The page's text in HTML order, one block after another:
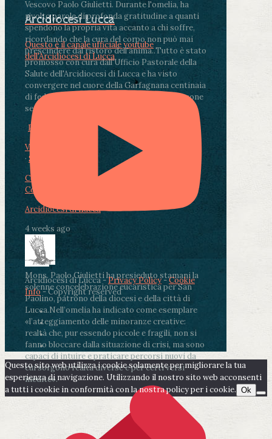
Vescovo Paolo Giulietti. Durante l'omelia, ha
rivolto parole di profonda gratitudine a quanti
spendono la propria vita accanto a chi soffre,
ricordando che la cura del corpo non può mai
prescindere dal ristoro dell'anima..Tutto è stato
promosso con cura dall'Ufficio Pastorale della
Salute dell'Arcidiocesi di Lucca e ha visto
convergere nel cuore della Garfagnana centinaia
di fedeli, operatori sanitari, volontari e persone
segnate dalla malattia.
Photo
View on Facebook
· Share
Condividi su Facebook
Condividi su LinkedIn
Arcidiocesi di Lucca
4 weeks ago
Mons. Paolo Giulietti ha presieduto stamani la
solenne concelebrazione eucaristica per San
Paolino, patrono della diocesi e della città di
Lucca.Nell’omelia ha indicato come esemplare
«l’atteggiamento delle minoranze creative:
realtà che, pur essendo piccole e fragili, non si
fanno bloccare dalla situazione di crisi, ma sono
capaci di intuire e praticare percorsi nuovi da
cui sorgono realtà diverse e per certi versi
inedite».
Arcidiocesi Lucca
Questo è il canale ufficiale youtube
dell'Arcidiocesi di Lucca
Arcidiocesi di Lucca -Privacy Policy-Cookie
Info- Copyright reserved
Questo sito web utilizza i cookie solamente per migliorare la tua
esperienza di navigazione. Utilizzando il nostro sito web acconsenti
a tutti i cookie in conformità con la nostra policy per i cookie. Ok